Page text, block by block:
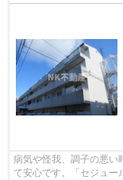
病気や怪我、調子の悪い
て安心です。「セジュー